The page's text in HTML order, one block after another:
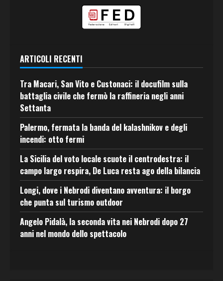
ARTICOLI RECENTI
Tra Macari, San Vito e Custonaci: il docufilm sulla
battaglia civile che fermò la raffineria negli anni
Settanta
Palermo, fermata la banda del kalashnikov e degli
incendi: otto fermi
La Sicilia del voto locale scuote il centrodestra: il
campo largo respira, De Luca resta ago della bilancia
Longi, dove i Nebrodi diventano avventura: il borgo
che punta sul turismo outdoor
Angelo Pidalà, la seconda vita nei Nebrodi dopo 27
anni nel mondo dello spettacolo